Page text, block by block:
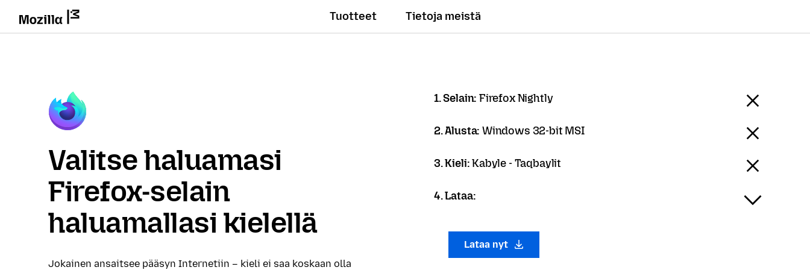
Tuotteet Tietoja meistä
Valitse haluamasi
Firefox-selain
haluamallasi kielellä
Jokainen ansaitsee pääsyn Internetiin – kieli ei saa koskaan olla
1. Selain:Firefox Nightly
2. Alusta:Windows 32-bit MSI
3. Kieli:Kabyle - Taqbaylit
4. Lataa:
Lataa nyt